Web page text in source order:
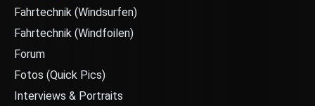
Fahrtechnik (Windsurfen)
Fahrtechnik (Windfoilen)
Forum
Fotos (Quick Pics)
Interviews & Portraits